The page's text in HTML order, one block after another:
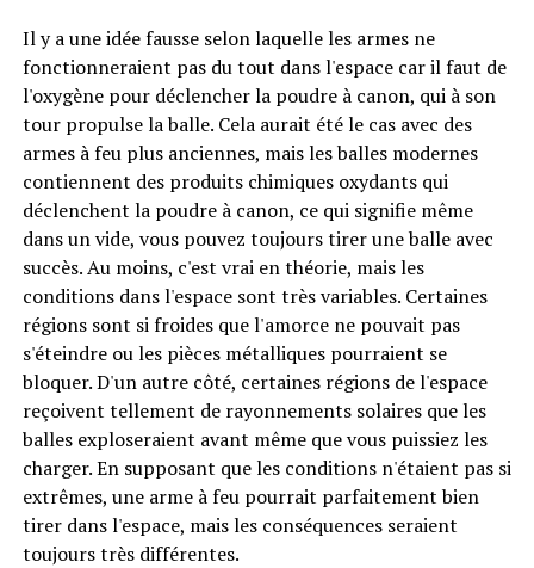
Il y a une idée fausse selon laquelle les armes ne
fonctionneraient pas du tout dans l'espace car il faut de
l'oxygène pour déclencher la poudre à canon, qui à son
tour propulse la balle. Cela aurait été le cas avec des
armes à feu plus anciennes, mais les balles modernes
contiennent des produits chimiques oxydants qui
déclenchent la poudre à canon, ce qui signifie même
dans un vide, vous pouvez toujours tirer une balle avec
succès. Au moins, c'est vrai en théorie, mais les
conditions dans l'espace sont très variables. Certaines
régions sont si froides que l'amorce ne pouvait pas
s'éteindre ou les pièces métalliques pourraient se
bloquer. D'un autre côté, certaines régions de l'espace
reçoivent tellement de rayonnements solaires que les
balles exploseraient avant même que vous puissiez les
charger. En supposant que les conditions n'étaient pas si
extrêmes, une arme à feu pourrait parfaitement bien
tirer dans l'espace, mais les conséquences seraient
toujours très différentes.